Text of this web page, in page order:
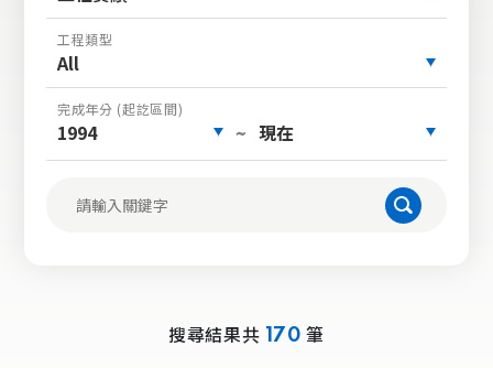
工程類型
All
完成年分 (起訖區間)
1994 ~ 現在
搜尋結果共 170 筆